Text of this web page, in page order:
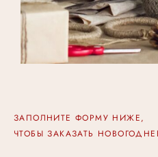
ЗАПОЛНИТЕ ФОРМУ НИЖЕ,
ЧТОБЫ ЗАКАЗАТЬ